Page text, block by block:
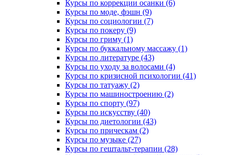
Курсы по коррекции осанки (6)
Курсы по моде, фэшн (9)
Курсы по социологии (7)
Курсы по покеру (9)
Курсы по гриму (1)
Курсы по буккальному массажу (1)
Курсы по литературе (43)
Курсы по уходу за волосами (4)
Курсы по кризисной психологии (41)
Курсы по татуажу (2)
Курсы по машиностроению (2)
Курсы по спорту (97)
Курсы по искусству (40)
Курсы по диетологии (43)
Курсы по прическам (2)
Курсы по музыке (27)
Курсы по гештальт-терапии (28)